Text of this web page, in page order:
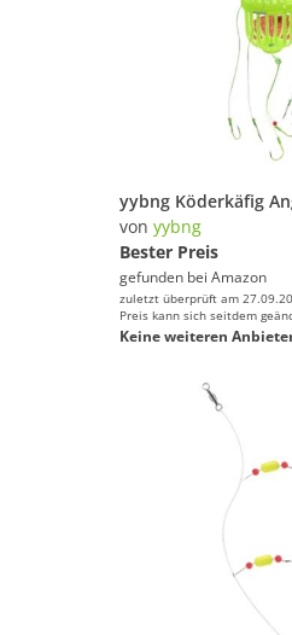
von yybng
Bester Preis
gefunden bei Amazon
zuletzt überprüft am
Preis kann sich seitdem
Keine weiteren